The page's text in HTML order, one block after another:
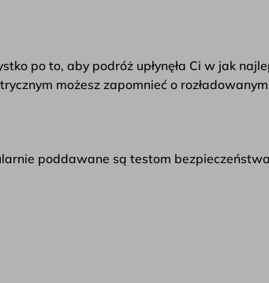
po to, aby podróż upłynęła Ci w jak
możesz zapomnieć o
poddawane są testom